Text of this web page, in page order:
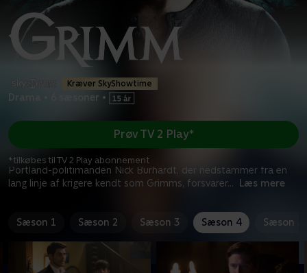
Kræver SkyShowtime
Drama 6 sæsoner •
Portland-politimanden Nick Burhardt, der nedstammer fra en
lang linje af krigere kendt som Grimms, forsvarer... Læs mere
Prøv TV 2 Play*
*tilkøbes til TV 2 Play abonnement
Sæson 1 Sæson 2 Sæson 3 Sæson 4 Sæson 5